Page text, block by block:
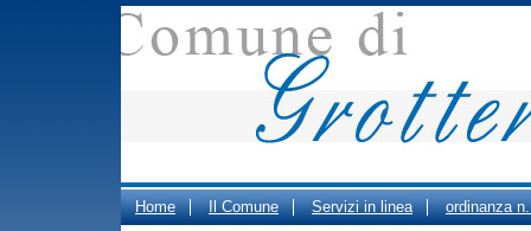
Home Il Comune Servizi in linea
ordinanza